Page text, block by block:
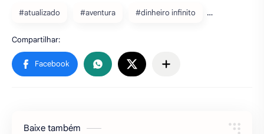
#atualizado #aventura #dinheiro infinito
Baixe também